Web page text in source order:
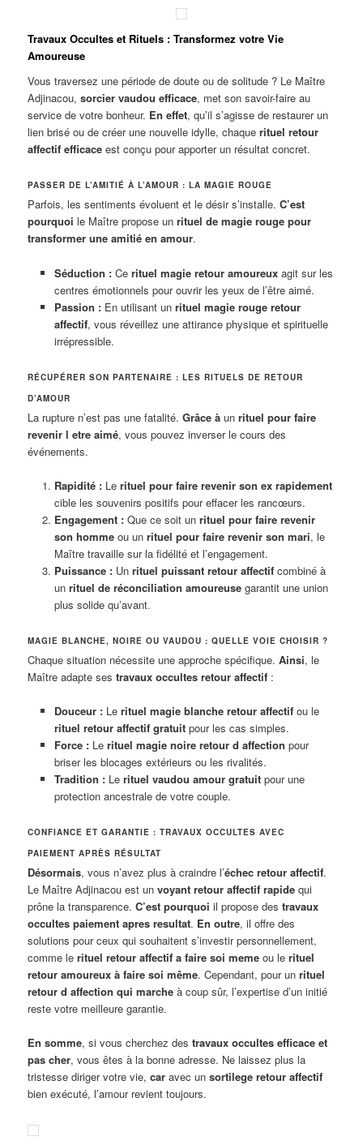
Travaux Occultes et Rituels : Transformez votre Vie
Amoureuse
Vous traversez une période de doute ou de solitude ? Le Maître
Adjinacou,sorcier vaudou efficace, met son savoir-faire au
service de votre bonheur. En effet, qu’il s’agisse de restaurer un
lien brisé ou de créer une nouvelle idylle, chaquerituel retour
affectif efficace est conçu pour apporter un résultat concret.
PASSER DE L’AMITIÉ À L’AMOUR : LA MAGIE ROUGE
Parfois, les sentiments évoluent et le désir s’installe.C’est
pourquoi le Maître propose unrituel de magie rouge pour
transformer une amitié en amour.
Séduction :Ce rituel magie retour amoureuxagit sur les
centres émotionnels pour ouvrir les yeux de l’être aimé.
Passion :En utilisant un rituel magie rouge retour
affectif, vous réveillez une attirance physique et spirituelle
irrépressible.
RÉCUPÉRER SON PARTENAIRE : LES RITUELS DE RETOUR
D’AMOUR
La rupture n’est pas une fatalité.Grâce à unrituel pour faire
revenir l etre aimé, vous pouvez inverser le cours des
événements.
Rapidité :Le rituel pour faire revenir son ex rapidement
cible les souvenirs positifs pour effacer les rancœurs.
Engagement :Que ce soit un rituel pour faire revenir
son hommeou un rituel pour faire revenir son mari, le
Maître travaille sur la fidélité et l’engagement.
Puissance :Un rituel puissant retour affectifcombiné à
un rituel de réconciliation amoureusegarantit une union
plus solide qu’avant.
MAGIE BLANCHE, NOIRE OU VAUDOU : QUELLE VOIE CHOISIR ?
Chaque situation nécessite une approche spécifique.Ainsi, le
Maître adapte sestravaux occultes retour affectif :
Douceur :Le rituel magie blanche retour affectifou le
rituel retour affectif gratuitpour les cas simples.
Force :Le rituel magie noire retour d affection pour
briser les blocages extérieurs ou les rivalités.
Tradition :Le rituel vaudou amour gratuitpour une
protection ancestrale de votre couple.
CONFIANCE ET GARANTIE : TRAVAUX OCCULTES AVEC
PAIEMENT APRÈS RÉSULTAT
Désormais, vous n’avez plus à craindre l’échec retour affectif.
Le Maître Adjinacou est unvoyant retour affectif rapide qui
prône la transparence.C’est pourquoi il propose destravaux
occultes paiement apres resultat. En outre, il offre des
solutions pour ceux qui souhaitent s’investir personnellement,
comme lerituel retour affectif a faire soi meme ou lerituel
retour amoureux à faire soi même. Cependant, pour unrituel
retour d affection qui marche à coup sûr, l’expertise d’un initié
reste votre meilleure garantie.
En somme, si vous cherchez destravaux occultes efficace et
pas cher, vous êtes à la bonne adresse. Ne laissez plus la
tristesse diriger votre vie,car avec unsortilege retour affectif
bien exécuté, l’amour revient toujours.